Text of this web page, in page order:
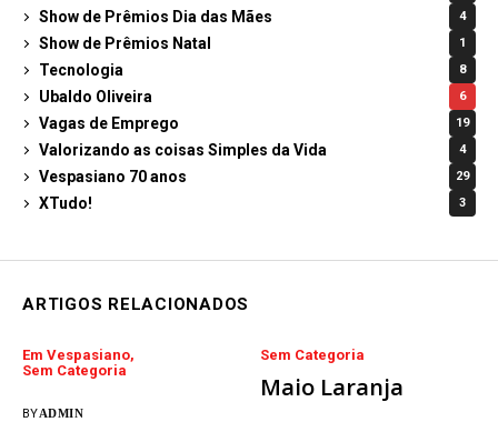
Show de Prêmios Dia das Mães 4
Show de Prêmios Natal 1
Tecnologia 8
Ubaldo Oliveira 6
Vagas de Emprego 19
Valorizando as coisas Simples da Vida 4
Vespasiano 70 anos 29
XTudo! 3
ARTIGOS RELACIONADOS
Em Vespasiano
Sem Categoria
BYADMIN
Sem Categoria
Maio Laranja